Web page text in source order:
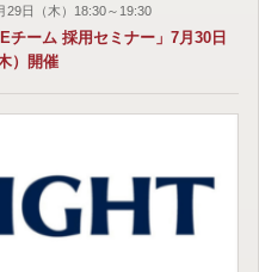
29日（木）18:30～19:30
チーム 採用セミナー」7月30日
）開催